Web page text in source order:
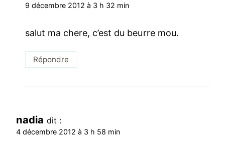
9 décembre 2012 à 3 h 32 min
salut ma chere, c’est du beurre mou.
Répondre
nadia dit :
4 décembre 2012 à 3 h 58 min